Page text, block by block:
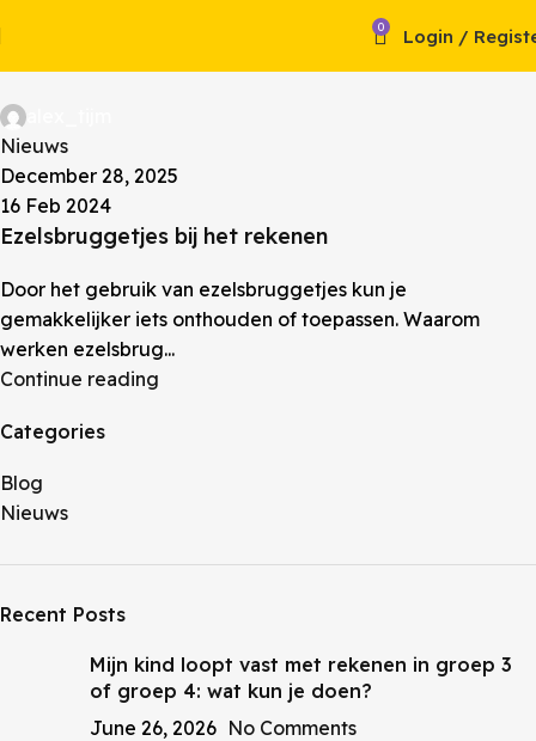
0 Login /
Nieuws
December 28, 2025
16 Feb 2024
Ezelsbruggetjes bij het rekenen
Door het gebruik van ezelsbruggetjes kun je
gemakkelijker iets onthouden of toepassen. Waarom
werken ezelsbrug...
Continue reading
Categories
Blog
Nieuws
Recent Posts
Mijn kind loopt vast met rekenen in groep 3
of groep 4: wat kun je doen?
June 26, 2026 No Comments